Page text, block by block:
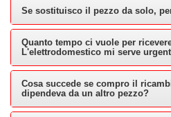
Se sostituisco il pezzo da solo,
Quanto tempo ci vuole per
L'elettrodomestico mi serve
Cosa succede se compro il
dipendeva da un altro pezzo?